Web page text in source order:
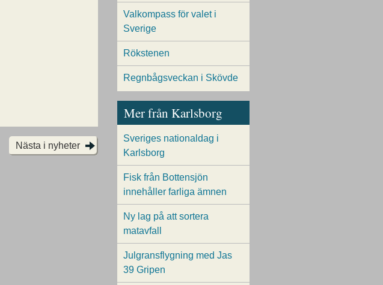
Nästa i nyheter
Valkompass för valet i
Sverige
Rökstenen
Regnbågsveckan i Skövde
Mer från Karlsborg
Sveriges nationaldag i
Karlsborg
Fisk från Bottensjön
innehåller farliga ämnen
Ny lag på att sortera
matavfall
Julgransflygning med Jas
39 Gripen